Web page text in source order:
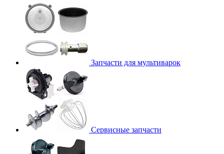
Запчасти для мультиварок
Сервисные запчасти